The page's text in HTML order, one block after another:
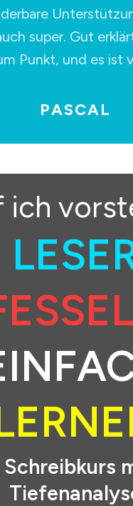
super. Gut
Punkt, und es ist
PASCAL
ich
Schreibkurs